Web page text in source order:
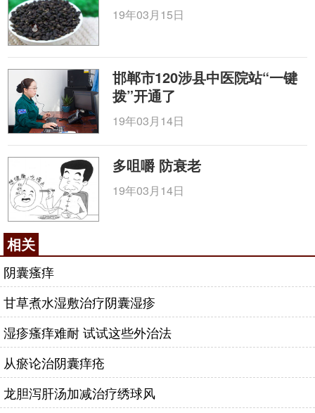
19年03月15日
邯郸市120涉县中医院站“一键
拨”开通了
19年03月14日
多咀嚼 防衰老
19年03月14日
相关
阴囊瘙痒
甘草煮水湿敷治疗阴囊湿疹
湿疹瘙痒难耐 试试这些外治法
从瘀论治阴囊痒疮
龙胆泻肝汤加减治疗绣球风